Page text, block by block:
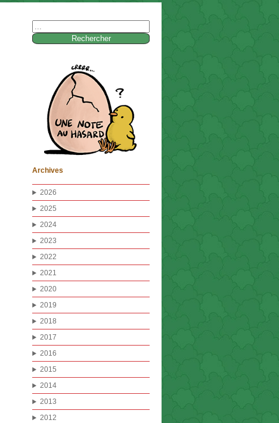
Archives
2026
2025
2024
2023
2022
2021
2020
2019
2018
2017
2016
2015
2014
2013
2012